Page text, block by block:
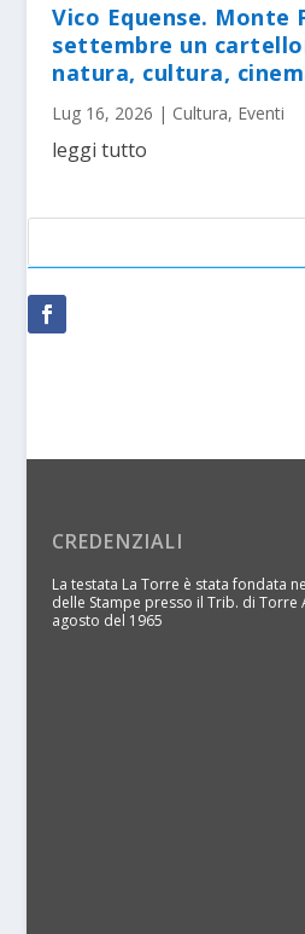
Vico Equense. Monte
settembre un
natura, cultura,
Lug 16, 2026 | Cultura, Eventi
leggi tutto
CREDENZIALI
La testata La Torre è stata fondata
delle Stampe presso il Trib. di Torre
agosto del 1965